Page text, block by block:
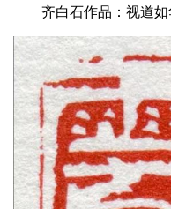
齐白石作品：视道